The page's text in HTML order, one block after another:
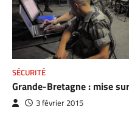
SÉCURITÉ
Grande-Bretagne : mise
3 février 2015